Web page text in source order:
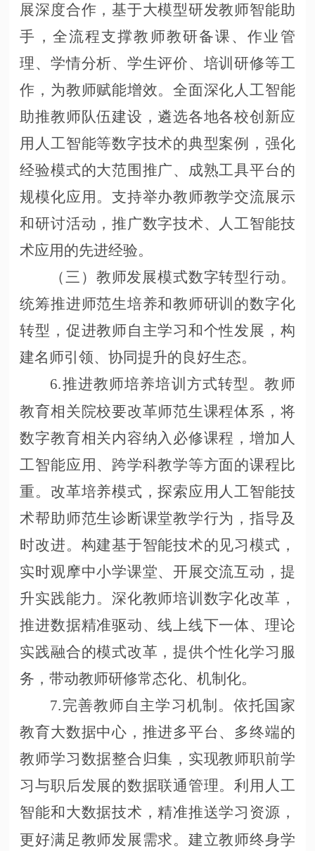
展深度合作，基于大模型研发教师智能助
手，全流程支撑教师教研备课、作业管
理、学情分析、学生评价、培训研修等工
作，为教师赋能增效。全面深化人工智能
助推教师队伍建设，遴选各地各校创新应
用人工智能等数字技术的典型案例，强化
经验模式的大范围推广、成熟工具平台的
规模化应用。支持举办教师教学交流展示
和研讨活动，推广数字技术、人工智能技
术应用的先进经验。
（三）教师发展模式数字转型行动。
统筹推进师范生培养和教师研训的数字化
转型，促进教师自主学习和个性发展，构
建名师引领、协同提升的良好生态。
6.推进教师培养培训方式转型。教师
教育相关院校要改革师范生课程体系，将
数字教育相关内容纳入必修课程，增加人
工智能应用、跨学科教学等方面的课程比
重。改革培养模式，探索应用人工智能技
术帮助师范生诊断课堂教学行为，指导及
时改进。构建基于智能技术的见习模式，
实时观摩中小学课堂、开展交流互动，提
升实践能力。深化教师培训数字化改革，
推进数据精准驱动、线上线下一体、理论
实践融合的模式改革，提供个性化学习服
务，带动教师研修常态化、机制化。
7.完善教师自主学习机制。依托国家
教育大数据中心，推进多平台、多终端的
教师学习数据整合归集，实现教师职前学
习与职后发展的数据联通管理。利用人工
智能和大数据技术，精准推送学习资源，
更好满足教师发展需求。建立教师终身学